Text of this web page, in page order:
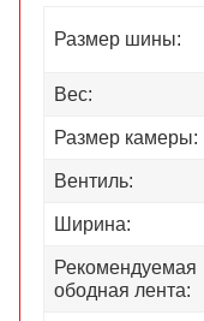
Размер шины:
Вес:
Размер камеры:
Вентиль:
Ширина:
Рекомендуемая
ободная лента: